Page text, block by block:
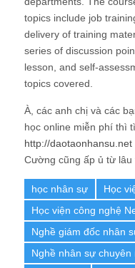
topics include job
delivery of training
series of discussion
lesson, and self-
topics covered.
À, các anh chị và các
học online miễn phí thì
http://daotaonhansu.net
Cường cũng ấp ủ từ
học nhân sự
Học
Học viện công nghệ
Nghề giám đốc nhân
Nghề nhân sự chuyên